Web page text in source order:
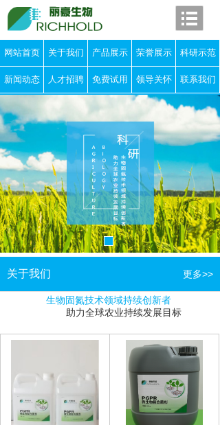
网站首页 关于我们 产品展示 荣誉展示 科研示范
新闻动态 人才招聘 免费试用 领导关怀 联系我们
关于我们 更多>>
生物固氮技术领域持续创新者
助力全球农业持续发展目标